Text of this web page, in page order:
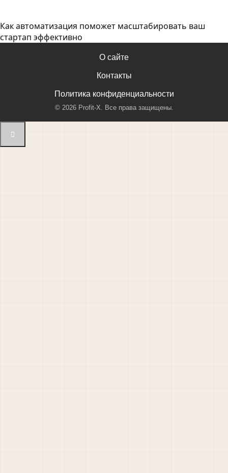
Как автоматизация поможет масштабировать ваш
стартап эффективно
О сайте
Контакты
Политика конфиденциальности
© 2026Profit-X. Все права защищены.